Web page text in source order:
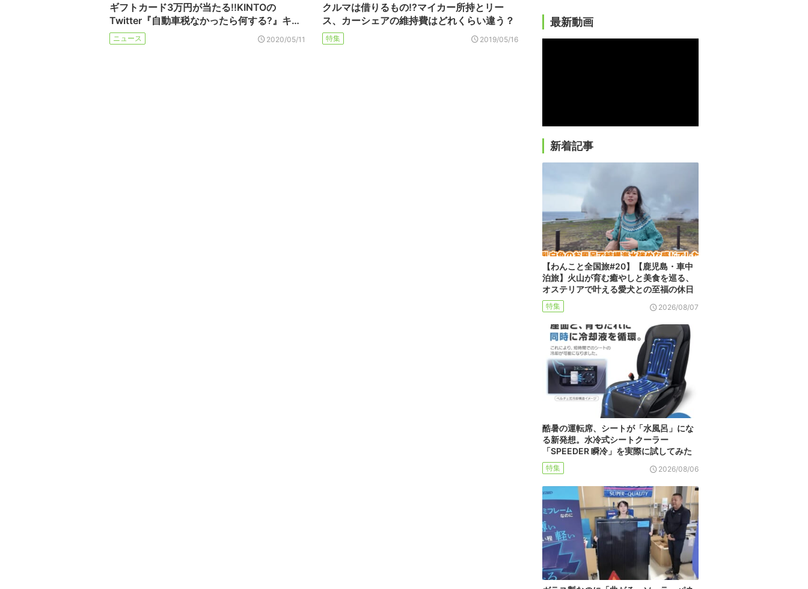
ギフトカード3万円が当たる!!KINTOの
Twitter『自動車税なかったら何する?』キ…
ニュース 2020/05/11
クルマは借りるもの!?マイカー所持とリー
ス、カーシェアの維持費はどれくらい違う？
特集 2019/05/16
最新動画
新着記事
【わんこと全国旅#20】【鹿児島・車中
泊旅】火山が育む癒やしと美食を巡る、
オステリアで叶える愛犬との至福の休日
特集 2026/08/07
酷暑の運転席、シートが「水風呂」にな
る新発想。水冷式シートクーラー
「SPEEDER 瞬冷」を実際に試してみた
特集 2026/08/06